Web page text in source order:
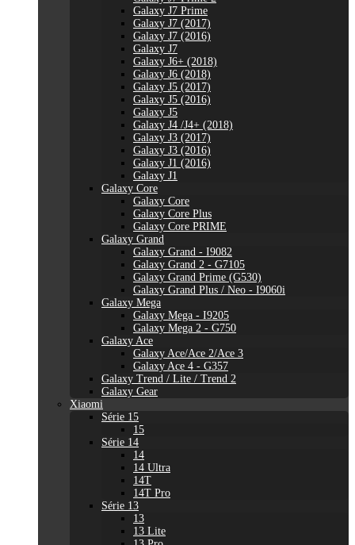
Galaxy J7 Prime
Galaxy J7 (2017)
Galaxy J7 (2016)
Galaxy J7
Galaxy J6+ (2018)
Galaxy J6 (2018)
Galaxy J5 (2017)
Galaxy J5 (2016)
Galaxy J5
Galaxy J4 /J4+ (2018)
Galaxy J3 (2017)
Galaxy J3 (2016)
Galaxy J1 (2016)
Galaxy J1
Galaxy Core
Galaxy Core
Galaxy Core Plus
Galaxy Core PRIME
Galaxy Grand
Galaxy Grand - I9082
Galaxy Grand 2 - G7105
Galaxy Grand Prime (G530)
Galaxy Grand Plus / Neo - I9060i
Galaxy Mega
Galaxy Mega - I9205
Galaxy Mega 2 - G750
Galaxy Ace
Galaxy Ace/Ace 2/Ace 3
Galaxy Ace 4 - G357
Galaxy Trend / Lite / Trend 2
Galaxy Gear
Xiaomi
Série 15
15
Série 14
14
14 Ultra
14T
14T Pro
Série 13
13
13 Lite